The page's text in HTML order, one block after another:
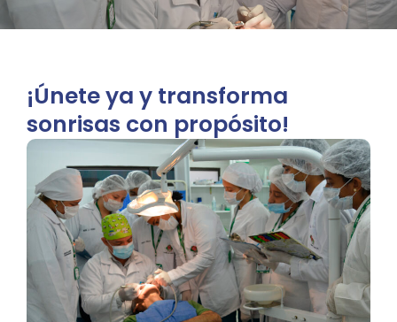
¡Únete ya y transforma
sonrisas con propósito!